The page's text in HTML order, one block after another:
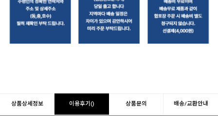
상품상세정보 이용후기() 상품문의 배송/교환안내